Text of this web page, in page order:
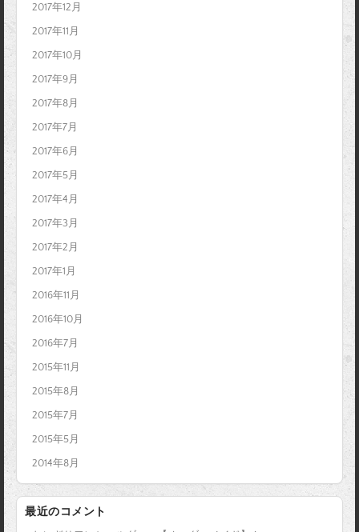
2017年12月
2017年11月
2017年10月
2017年9月
2017年8月
2017年7月
2017年6月
2017年5月
2017年4月
2017年3月
2017年2月
2017年1月
2016年11月
2016年10月
2016年7月
2015年11月
2015年8月
2015年7月
2015年5月
2014年8月
最近のコメント